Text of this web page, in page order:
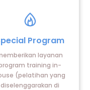
Icon
label
Program
layanan
training in-
(pelatihan yang
diselenggarakan di